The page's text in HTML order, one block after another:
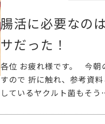
腸活に必要なの
サだった！
各位 お疲れ様です。 今朝
すので 折に触れ、参考資
しているヤクルト菌もそ